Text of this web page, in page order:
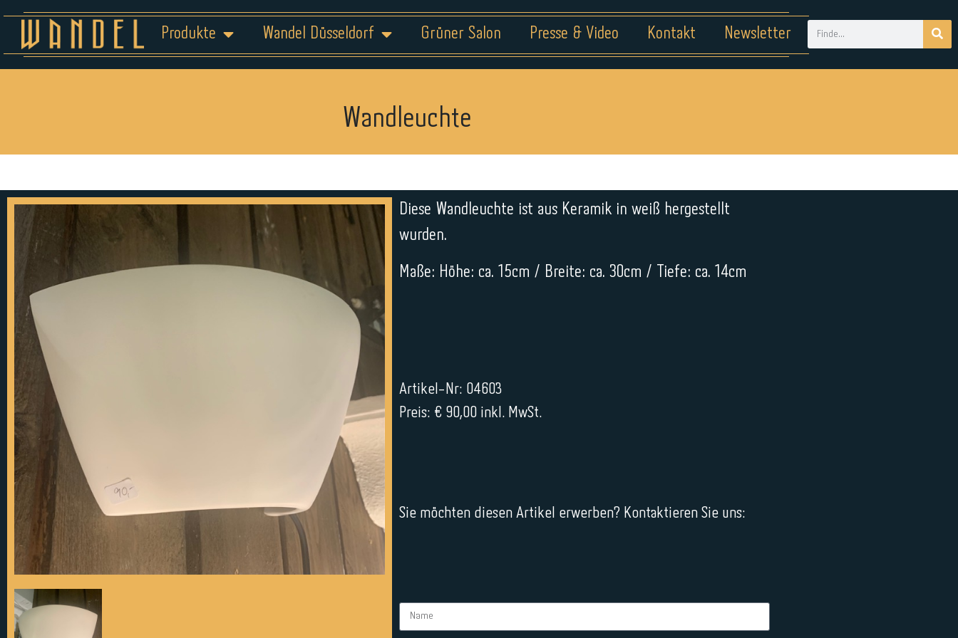
Produkte Wandel Düsseldorf Grüner Salon Presse & Video Kontakt Newsletter
Wandleuchte
Diese Wandleuchte ist aus Keramik in weiß hergestellt
wurden.
Maße: Höhe: ca. 15cm / Breite: ca. 30cm / Tiefe: ca. 14cm
Artikel-Nr: 04603
Preis: € 90,00 inkl. MwSt.
Sie möchten diesen Artikel erwerben? Kontaktieren Sie uns: